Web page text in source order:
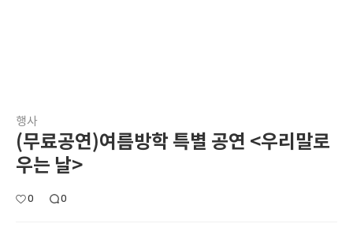
행사
(무료공연)여름방학 특별 공연 <우리말로
우는 날>
0 0